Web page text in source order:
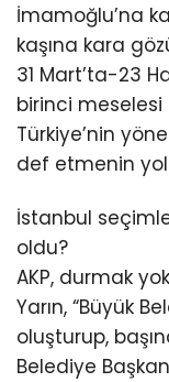
İmamoğlu’na
kaşına kara
31 Mart’ta-23
birinci
Türkiye’nin
def etmenin
İstanbul
oldu?
AKP, durmak
Yarın, “Büyük
oluşturup,
Belediye